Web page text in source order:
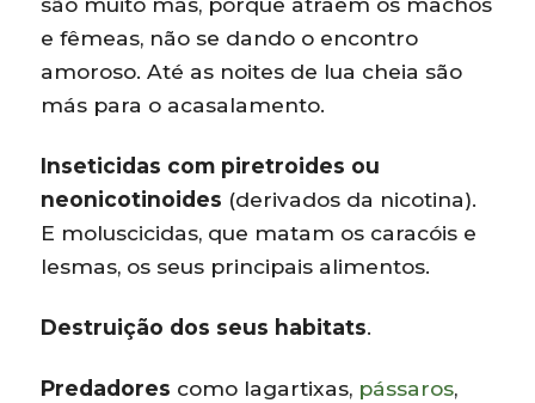
e fêmeas, não se dando o encontro
amoroso. Até as noites de lua cheia são
más para o acasalamento.
Inseticidas com piretroides ou
neonicotinoides (derivados da nicotina).
E moluscicidas, que matam os caracóis e
lesmas, os seus principais alimentos.
Destruição dos seus habitats.
Predadores como lagartixas, pássaros,